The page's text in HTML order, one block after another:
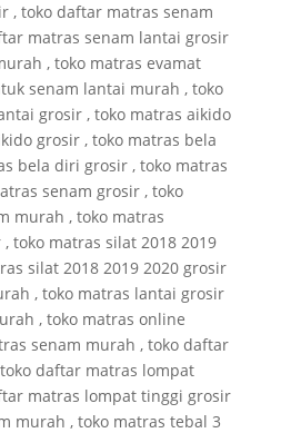
, toko daftar matras senam
matras senam lantai grosir
, toko matras evamat
senam lantai murah , toko
grosir , toko matras aikido
grosir , toko matras bela
bela diri grosir , toko matras
senam grosir , toko
murah , toko matras
toko matras silat 2018 2019
silat 2018 2019 2020 grosir
, toko matras lantai grosir
, toko matras online
senam murah , toko daftar
daftar matras lompat
matras lompat tinggi grosir
murah , toko matras tebal 3